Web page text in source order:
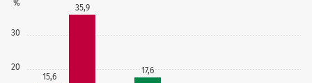
20
30
%
15,6
35,9
17,6